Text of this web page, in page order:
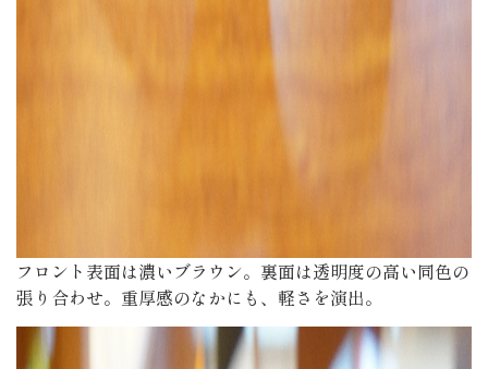
フロント表面は濃いブラウン。裏面は透明度の高い同色の
張り合わせ。重厚感のなかにも、軽さを演出。